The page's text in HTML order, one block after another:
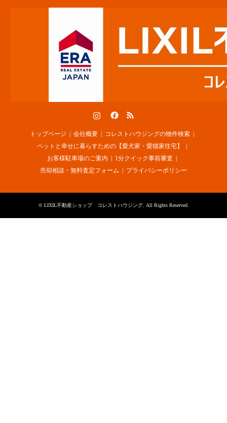
トップページ 会社概要
コレストハウジングの物件検索
ペットと幸せに暮らすための【愛犬家・愛猫家住宅】
お客様駐車場のご案内
1分クイック事前審査
売却相談・無料査定フォーム
プライバシーポリシー
© LIXIL不動産ショップ コレストハウジング. All Rights Reserved.